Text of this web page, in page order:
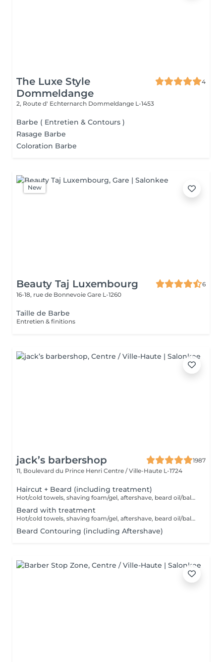
The Luxe Style
Dommeldange
4
2, Route d' Echternarch Dommeldange L-1453
Barbe ( Entretien & Contours )
Rasage Barbe
Coloration Barbe
New
Beauty Taj Luxembourg
6
16-18, rue de Bonnevoie Gare L-1260
Taille de Barbe
Entretien & finitions
jack’s barbershop
1987
11, Boulevard du Prince Henri Centre / Ville-Haute L-1724
Haircut + Beard (including treatment)
Hot/cold towels, shaving foam/gel, aftershave, beard oil/balm and wax or gel
Beard with treatment
Hot/cold towels, shaving foam/gel, aftershave, beard oil/balm and wax or gel
Beard Contouring (including Aftershave)